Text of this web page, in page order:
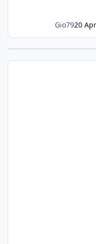
Gio7920